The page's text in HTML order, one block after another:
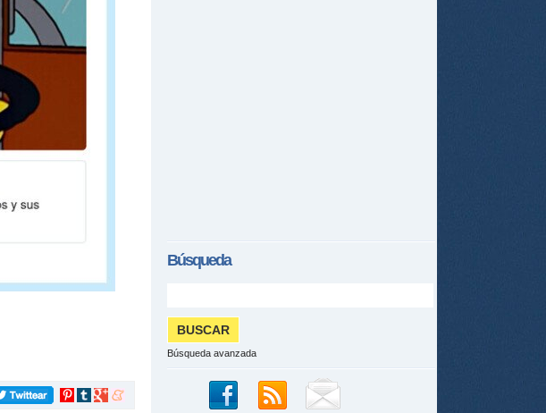
Compartir
Compartir
Compartir
Compartir
Búsqueda
Búsqueda avanzada